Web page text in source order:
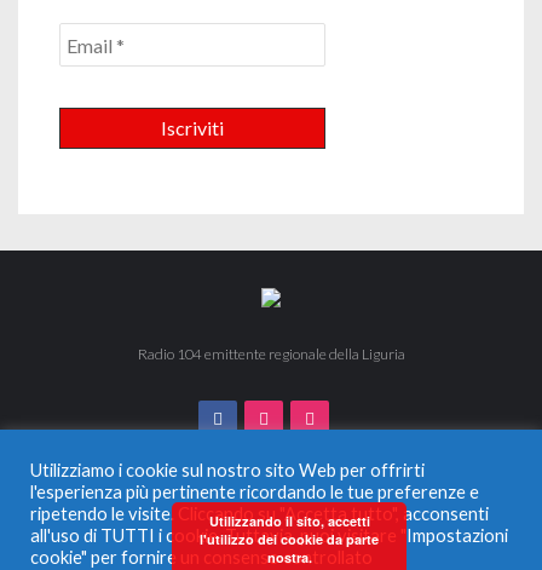
Radio 104 emittente regionale della Liguria
© 2024 Radio 104. Tutti i diritti riservati. Vietata la duplicazione
anche parziale.
Radio Monferrato Srl - P.IVA 00956220057 La società ha
Utilizziamo i cookie sul nostro sito Web per offrirti
l'esperienza più pertinente ricordando le tue preferenze e
ripetendo le visite. Cliccando su "Accetta tutto", acconsenti
all'uso di TUTTI i cookie. Tuttavia, puoi visitare "Impostazioni
cookie" per fornire un consenso controllato
Utilizzando il sito, accetti
l'utilizzo dei cookie da parte
nostra.